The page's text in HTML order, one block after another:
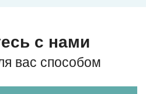
с нами
вас способом